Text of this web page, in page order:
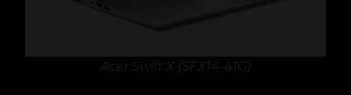
Acer Swift X (SFX14-41G)